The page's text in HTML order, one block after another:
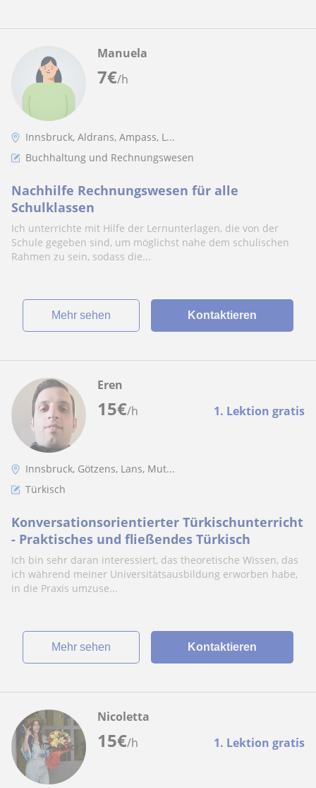
7€/h
Manuela
Innsbruck, Aldrans, Ampass, L...
Buchhaltung und Rechnungswesen
Nachhilfe Rechnungswesen für alle
Schulklassen
Ich unterrichte mit Hilfe der Lernunterlagen, die von der
Schule gegeben sind, um möglichst nahe dem schulischen
Rahmen zu sein, sodass die...
Mehr sehen Kontaktieren
15€/h 1. Lektion gratis
Eren
Innsbruck, Götzens, Lans, Mut...
Türkisch
Konversationsorientierter Türkischunterricht
- Praktisches und fließendes Türkisch
Ich bin sehr daran interessiert, das theoretische Wissen, das
ich während meiner Universitätsausbildung erworben habe,
in die Praxis umzuse...
Mehr sehen Kontaktieren
15€/h 1. Lektion gratis
Nicoletta